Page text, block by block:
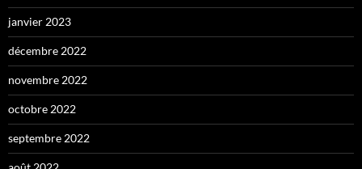
janvier 2023
décembre 2022
novembre 2022
octobre 2022
septembre 2022